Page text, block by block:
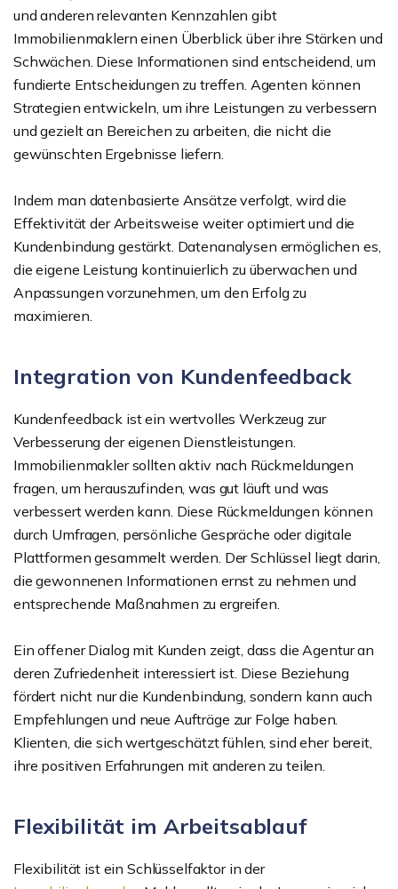
und anderen relevanten Kennzahlen gibt
Immobilienmaklern einen Überblick über ihre Stärken und
Schwächen. Diese Informationen sind entscheidend, um
fundierte Entscheidungen zu treffen. Agenten können
Strategien entwickeln, um ihre Leistungen zu verbessern
und gezielt an Bereichen zu arbeiten, die nicht die
gewünschten Ergebnisse liefern.
Indem man datenbasierte Ansätze verfolgt, wird die
Effektivität der Arbeitsweise weiter optimiert und die
Kundenbindung gestärkt. Datenanalysen ermöglichen es,
die eigene Leistung kontinuierlich zu überwachen und
Anpassungen vorzunehmen, um den Erfolg zu
maximieren.
Integration von Kundenfeedback
Kundenfeedback ist ein wertvolles Werkzeug zur
Verbesserung der eigenen Dienstleistungen.
Immobilienmakler sollten aktiv nach Rückmeldungen
fragen, um herauszufinden, was gut läuft und was
verbessert werden kann. Diese Rückmeldungen können
durch Umfragen, persönliche Gespräche oder digitale
Plattformen gesammelt werden. Der Schlüssel liegt darin,
die gewonnenen Informationen ernst zu nehmen und
entsprechende Maßnahmen zu ergreifen.
Ein offener Dialog mit Kunden zeigt, dass die Agentur an
deren Zufriedenheit interessiert ist. Diese Beziehung
fördert nicht nur die Kundenbindung, sondern kann auch
Empfehlungen und neue Aufträge zur Folge haben.
Klienten, die sich wertgeschätzt fühlen, sind eher bereit,
ihre positiven Erfahrungen mit anderen zu teilen.
Flexibilität im Arbeitsablauf
Flexibilität ist ein Schlüsselfaktor in der